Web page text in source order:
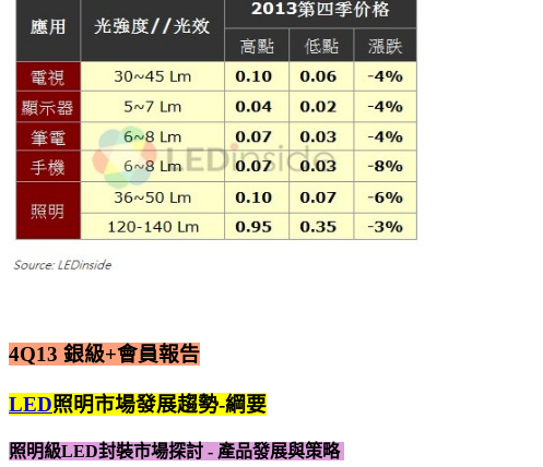
4Q13 銀級+會員報告
LED照明市場發展趨勢-綱要
照明級LED封裝市場探討 - 產品發展與策略